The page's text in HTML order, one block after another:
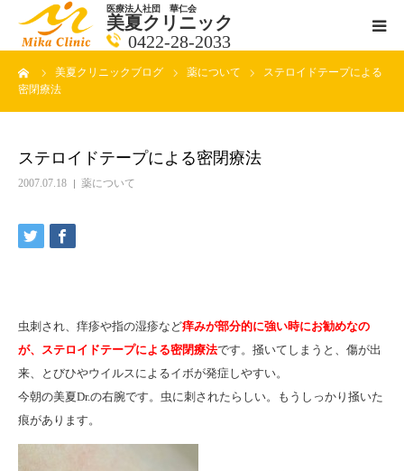
医療法人社団 華仁会
美夏クリニック
0422-28-2033
美夏クリニックブログ 薬について
ステロイドテープによる
密閉療法
ステロイドテープによる密閉療法
2007.07.18 薬について
虫刺され、痒疹や指の湿疹など痒みが部分的に強い時にお勧めなの
が、ステロイドテープによる密閉療法です。掻いてしまうと、傷が出
来、とびひやウイルスによるイボが発症しやすい。
今朝の美夏Dr.の右腕です。虫に刺されたらしい。もうしっかり掻いた
痕があります。
医師紹介
クリニックの紹介
アクセス
ブログ一覧ページ